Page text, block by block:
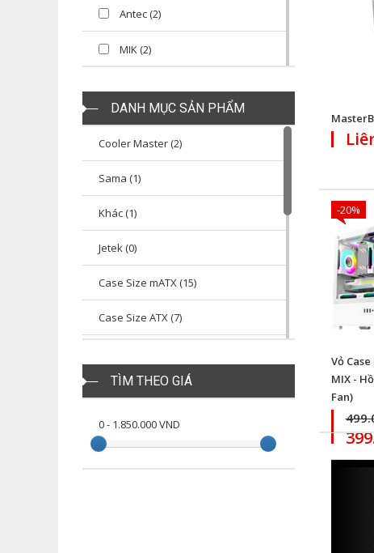
-20%
Vỏ
MIX -
Fan)
Antec (2)
MIK (2)
Sama (9)
Patriot (1)
Hyte (1)
ForGame (1)
Xigmatek (8)
Jetek (23)
DANH MỤC SẢN PHẨM
Cooler Master (2)
Sama (1)
Khác (1)
Jetek (0)
Case Size mATX (15)
Case Size ATX (7)
Xigmatek (4)
TÌM THEO GIÁ
0- 1.850.000VND